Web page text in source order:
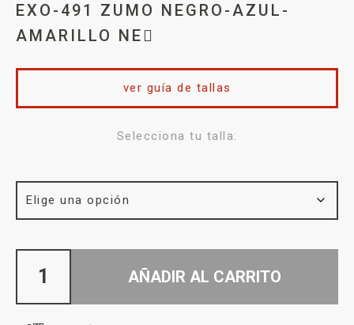
EXO-491 ZUMO NEGRO-AZUL-
AMARILLO NE
Selecciona tu talla:
ver guía de tallas
AÑADIR AL CARRITO